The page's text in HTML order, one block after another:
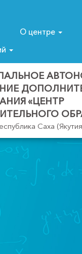
О центре
«ЦЕНТР
Саха